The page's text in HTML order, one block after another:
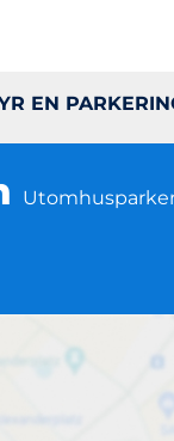
EN